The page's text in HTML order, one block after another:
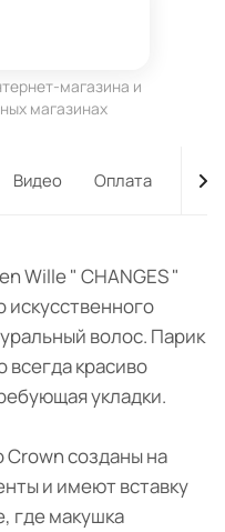
магазина и
магазинах
Видео Оплата
Wille " CHANGES "
искусственного
волос. Парик
всегда красиво
укладки.
Crown созданы на
и имеют вставку
где макушка